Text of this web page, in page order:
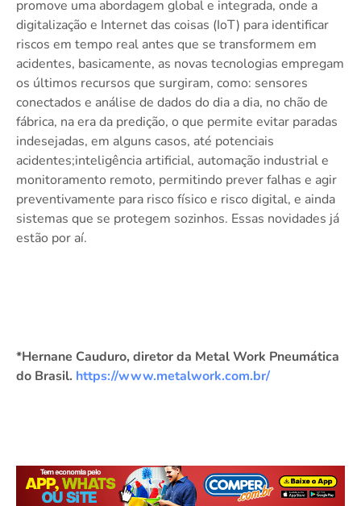
promove uma abordagem global e integrada, onde a
digitalização e Internet das coisas (IoT) para identificar
riscos em tempo real antes que se transformem em
acidentes, basicamente, as novas tecnologias empregam
os últimos recursos que surgiram, como: sensores
conectados e análise de dados do dia a dia, no chão de
fábrica, na era da predição, o que permite evitar paradas
indesejadas, em alguns casos, até potenciais
acidentes;inteligência artificial, automação industrial e
monitoramento remoto, permitindo prever falhas e agir
preventivamente para risco físico e risco digital, e ainda
sistemas que se protegem sozinhos. Essas novidades já
estão por aí.
*Hernane Cauduro, diretor da Metal Work Pneumática
do Brasil. https://www.metalwork.com.br/